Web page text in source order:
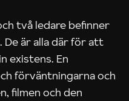
två ledare befinner
är alla där för att
existens. En
förväntningarna och
filmen och den